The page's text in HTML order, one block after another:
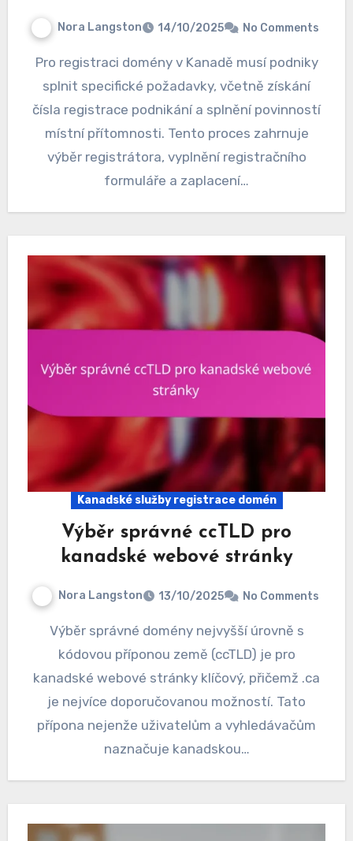
Nora Langston 14/10/2025 No Comments
Pro registraci domény v Kanadě musí podniky
splnit specifické požadavky, včetně získání
čísla registrace podnikání a splnění povinností
místní přítomnosti. Tento proces zahrnuje
výběr registrátora, vyplnění registračního
formuláře a zaplacení…
Kanadské služby registrace domén
Výběr správné ccTLD pro
kanadské webové stránky
Nora Langston 13/10/2025 No Comments
Výběr správné domény nejvyšší úrovně s
kódovou příponou země (ccTLD) je pro
kanadské webové stránky klíčový, přičemž .ca
je nejvíce doporučovanou možností. Tato
přípona nejenže uživatelům a vyhledávačům
naznačuje kanadskou…